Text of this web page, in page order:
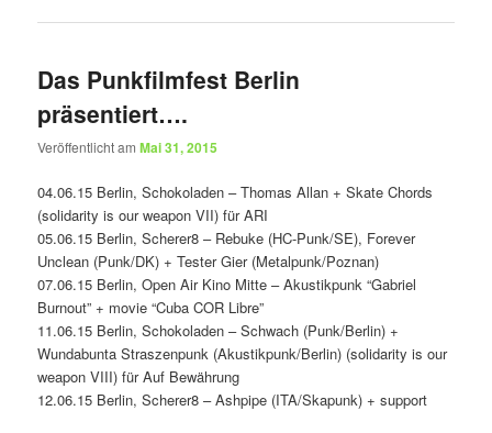
Das Punkfilmfest Berlin
präsentiert….
Veröffentlicht amMai 31, 2015
04.06.15 Berlin, Schokoladen – Thomas Allan + Skate Chords
(solidarity is our weapon VII) für ARI
05.06.15 Berlin, Scherer8 – Rebuke (HC-Punk/SE), Forever
Unclean (Punk/DK) + Tester Gier (Metalpunk/Poznan)
07.06.15 Berlin, Open Air Kino Mitte – Akustikpunk “Gabriel
Burnout” + movie “Cuba COR Libre”
11.06.15 Berlin, Schokoladen – Schwach (Punk/Berlin) +
Wundabunta Straszenpunk (Akustikpunk/Berlin) (solidarity is our
weapon VIII) für Auf Bewährung
12.06.15 Berlin, Scherer8 – Ashpipe (ITA/Skapunk) + support